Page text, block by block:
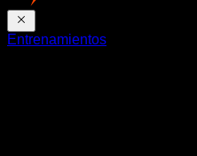
Entrenamientos